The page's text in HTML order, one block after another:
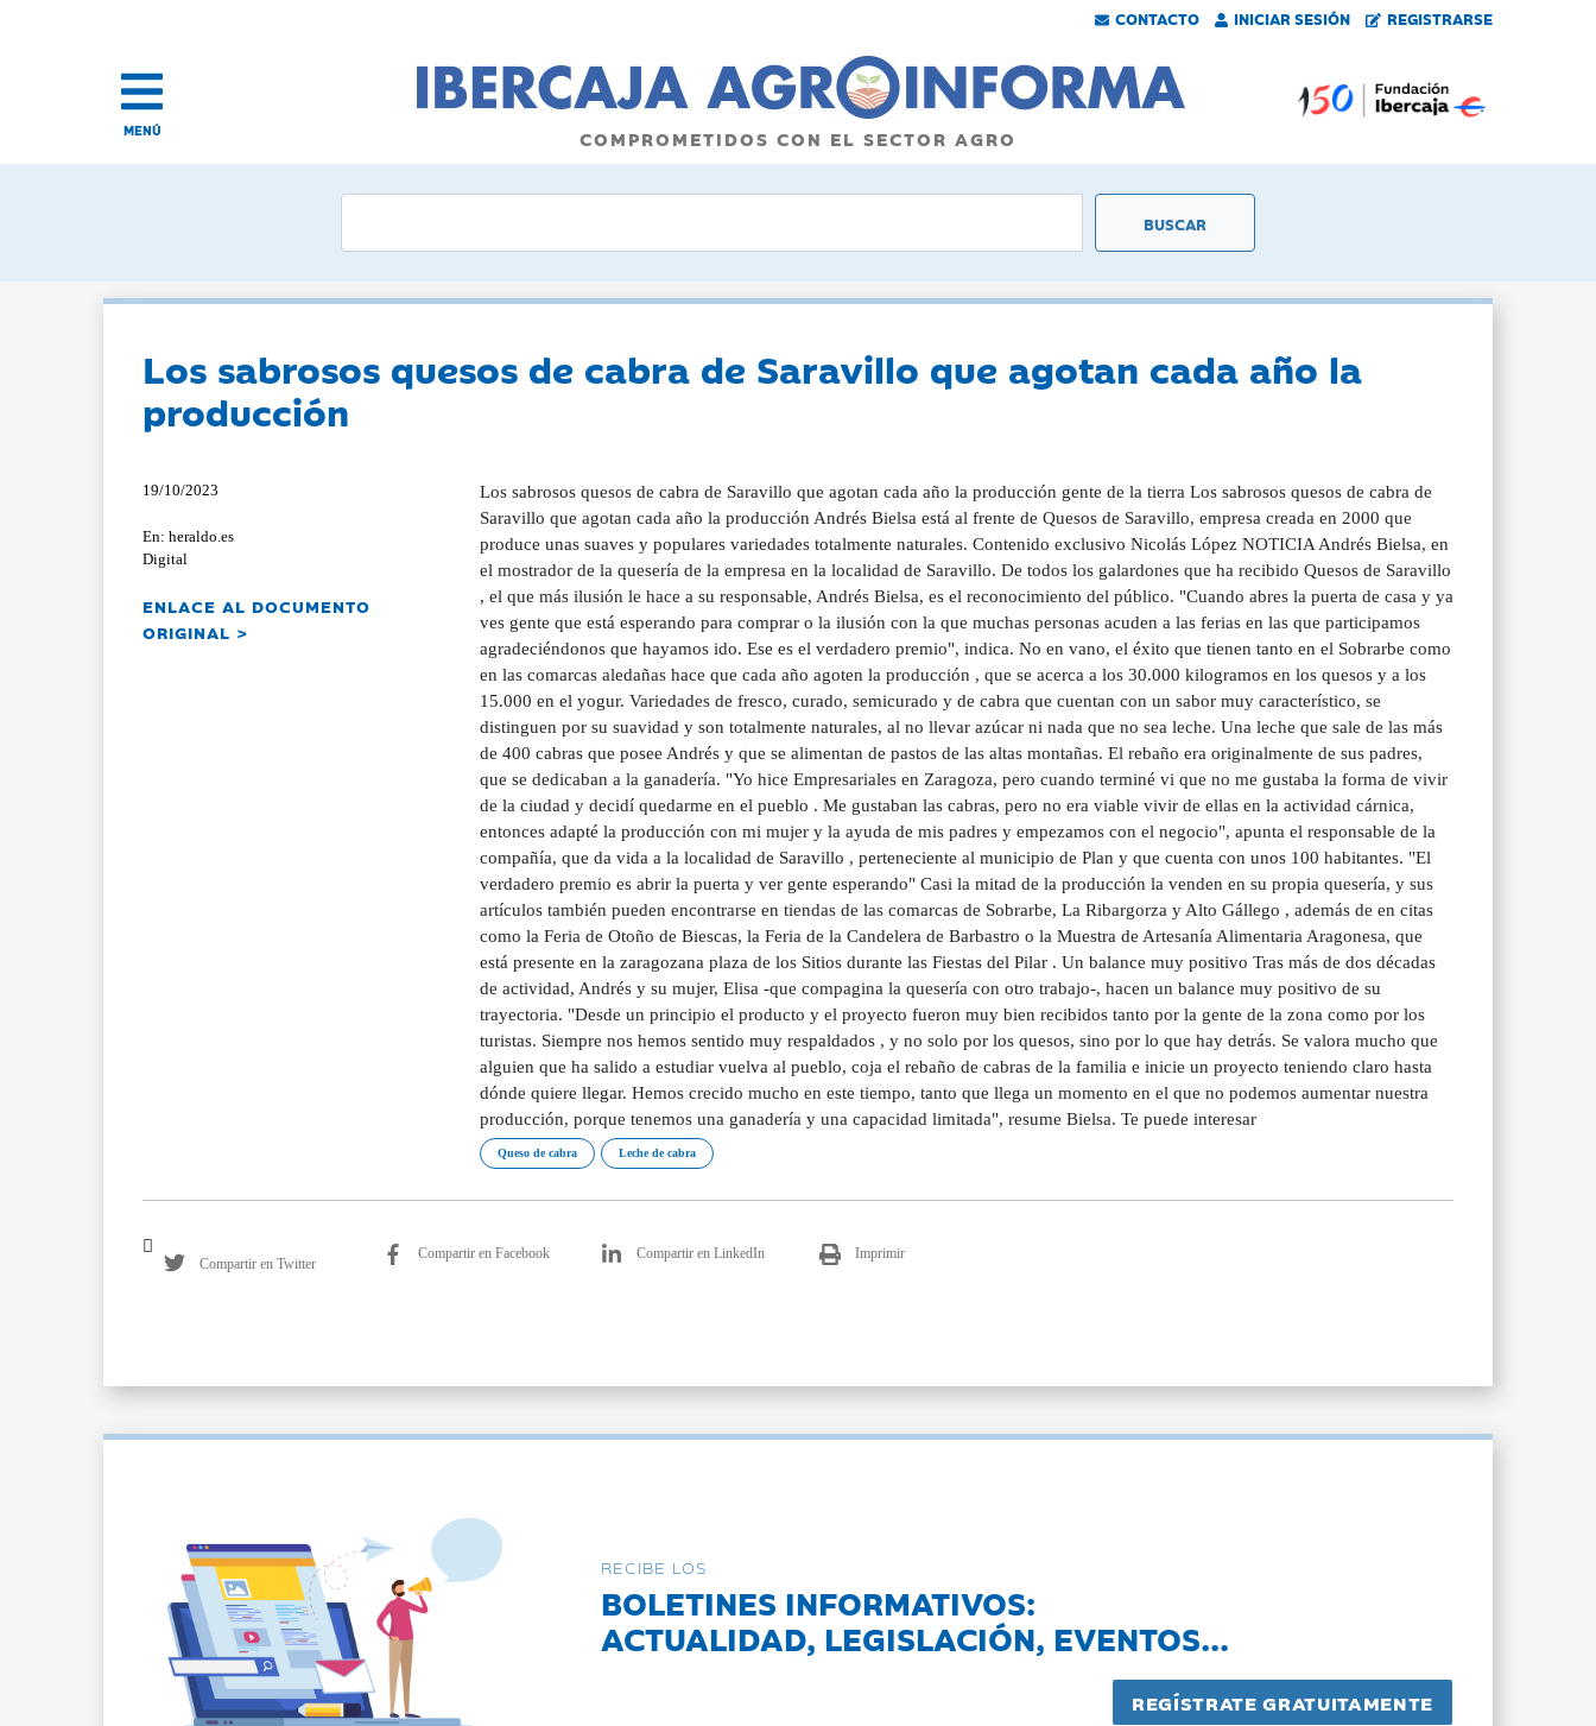
CONTACTO INICIAR SESIÓN REGISTRARSE
MENÚ COMPROMETIDOS CON EL SECTOR AGRO
Los sabrosos quesos de cabra de Saravillo que agotan cada año la
producción
19/10/2023
En: heraldo.es
Digital
ENLACE AL DOCUMENTO
ORIGINAL >
Los sabrosos quesos de cabra de Saravillo que agotan cada año la producción gente de la tierra Los sabrosos quesos de cabra de
Saravillo que agotan cada año la producción Andrés Bielsa está al frente de Quesos de Saravillo, empresa creada en 2000 que
produce unas suaves y populares variedades totalmente naturales. Contenido exclusivo Nicolás López NOTICIA Andrés Bielsa, en
el mostrador de la quesería de la empresa en la localidad de Saravillo. De todos los galardones que ha recibido Quesos de Saravillo
, el que más ilusión le hace a su responsable, Andrés Bielsa, es el reconocimiento del público. "Cuando abres la puerta de casa y ya
ves gente que está esperando para comprar o la ilusión con la que muchas personas acuden a las ferias en las que participamos
agradeciéndonos que hayamos ido. Ese es el verdadero premio", indica. No en vano, el éxito que tienen tanto en el Sobrarbe como
en las comarcas aledañas hace que cada año agoten la producción , que se acerca a los 30.000 kilogramos en los quesos y a los
15.000 en el yogur. Variedades de fresco, curado, semicurado y de cabra que cuentan con un sabor muy característico, se
distinguen por su suavidad y son totalmente naturales, al no llevar azúcar ni nada que no sea leche. Una leche que sale de las más
de 400 cabras que posee Andrés y que se alimentan de pastos de las altas montañas. El rebaño era originalmente de sus padres,
que se dedicaban a la ganadería. "Yo hice Empresariales en Zaragoza, pero cuando terminé vi que no me gustaba la forma de vivir
de la ciudad y decidí quedarme en el pueblo . Me gustaban las cabras, pero no era viable vivir de ellas en la actividad cárnica,
entonces adapté la producción con mi mujer y la ayuda de mis padres y empezamos con el negocio", apunta el responsable de la
compañía, que da vida a la localidad de Saravillo , perteneciente al municipio de Plan y que cuenta con unos 100 habitantes. "El
verdadero premio es abrir la puerta y ver gente esperando" Casi la mitad de la producción la venden en su propia quesería, y sus
artículos también pueden encontrarse en tiendas de las comarcas de Sobrarbe, La Ribargorza y Alto Gállego , además de en citas
como la Feria de Otoño de Biescas, la Feria de la Candelera de Barbastro o la Muestra de Artesanía Alimentaria Aragonesa, que
está presente en la zaragozana plaza de los Sitios durante las Fiestas del Pilar . Un balance muy positivo Tras más de dos décadas
de actividad, Andrés y su mujer, Elisa -que compagina la quesería con otro trabajo-, hacen un balance muy positivo de su
trayectoria. "Desde un principio el producto y el proyecto fueron muy bien recibidos tanto por la gente de la zona como por los
turistas. Siempre nos hemos sentido muy respaldados , y no solo por los quesos, sino por lo que hay detrás. Se valora mucho que
alguien que ha salido a estudiar vuelva al pueblo, coja el rebaño de cabras de la familia e inicie un proyecto teniendo claro hasta
dónde quiere llegar. Hemos crecido mucho en este tiempo, tanto que llega un momento en el que no podemos aumentar nuestra
producción, porque tenemos una ganadería y una capacidad limitada", resume Bielsa. Te puede interesar
Queso de cabra Leche de cabra
Compartir en Twitter
Compartir en Facebook Compartir en LinkedIn Imprimir
RECIBE LOS
BOLETINES INFORMATIVOS:
ACTUALIDAD, LEGISLACIÓN, EVENTOS...